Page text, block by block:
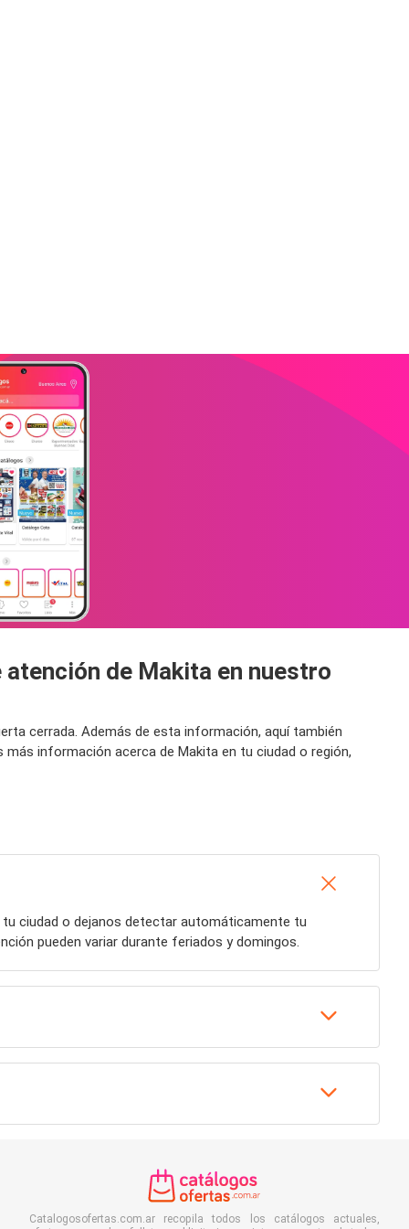
de Makita en nuestro
cerrada. Además de esta información, aquí también
información acerca de Makita en tu ciudad o región,
ciudad o dejanos detectar automáticamente tu
pueden variar durante feriados y domingos.
Catalogosofertas.com.ar recopila todos los catálogos actuales,